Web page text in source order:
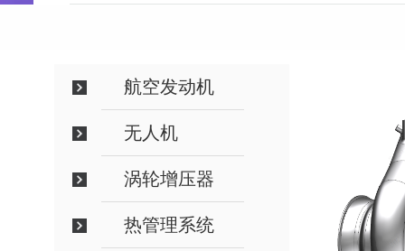
航空发动机
无人机
涡轮增压器
热管理系统